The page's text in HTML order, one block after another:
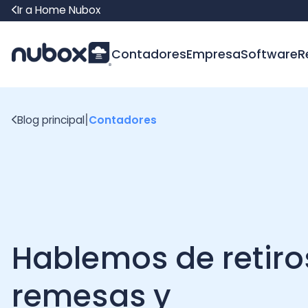
Ir a Home Nubox
ContadoresEmpresaSoftware
Hablemos de retiros,
remesas y